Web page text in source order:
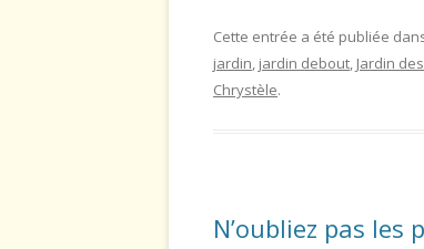
e
b
itt
er
ai
l
ss
a
Cette entrée a été publiée
jardin, jardin debout, Jardin
Chrystèle.
N’oubliez pas les